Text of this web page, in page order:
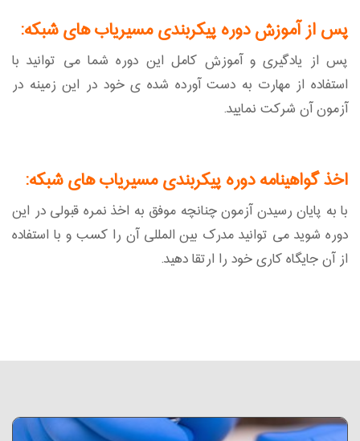
پس از آموزش دوره پیکربندی مسیریاب های شبکه:
پس از یادگیری و آموزش کامل این دوره شما می توانید با
استفاده از مهارت به دست آورده شده ی خود در این زمینه در
آزمون آن شرکت نمایید.
اخذ گواهینامه دوره پیکربندی مسیریاب های شبکه:
با به پایان رسیدن آزمون چنانچه موفق به اخذ نمره قبولی در این
دوره شوید می توانید مدرک بین المللی آن را کسب و با استفاده
از آن جایگاه کاری خود را ارتقا دهید.